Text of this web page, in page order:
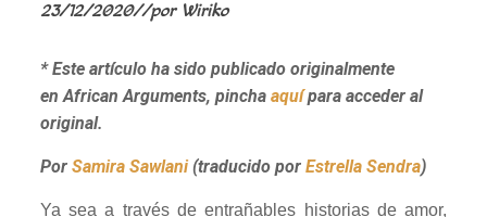
23/12/2020//por Wiriko
* Este artículo ha sido publicado originalmente
en African Arguments, pincha aquípara acceder al
original.
Por Samira Sawlani(traducido por Estrella Sendra)
Ya sea a través de entrañables historias de amor,